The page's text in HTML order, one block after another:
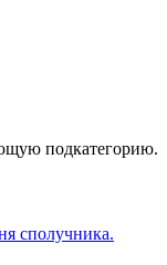
подкатегорию.
сполучника.